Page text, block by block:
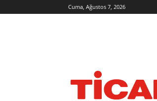
Cuma, Ağustos 7, 2026